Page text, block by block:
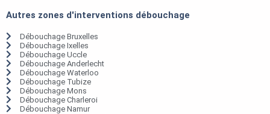
Autres zones d'interventions débouchage
Débouchage Bruxelles
Débouchage Ixelles
Débouchage Uccle
Débouchage Anderlecht
Débouchage Waterloo
Débouchage Tubize
Débouchage Mons
Débouchage Charleroi
Débouchage Namur